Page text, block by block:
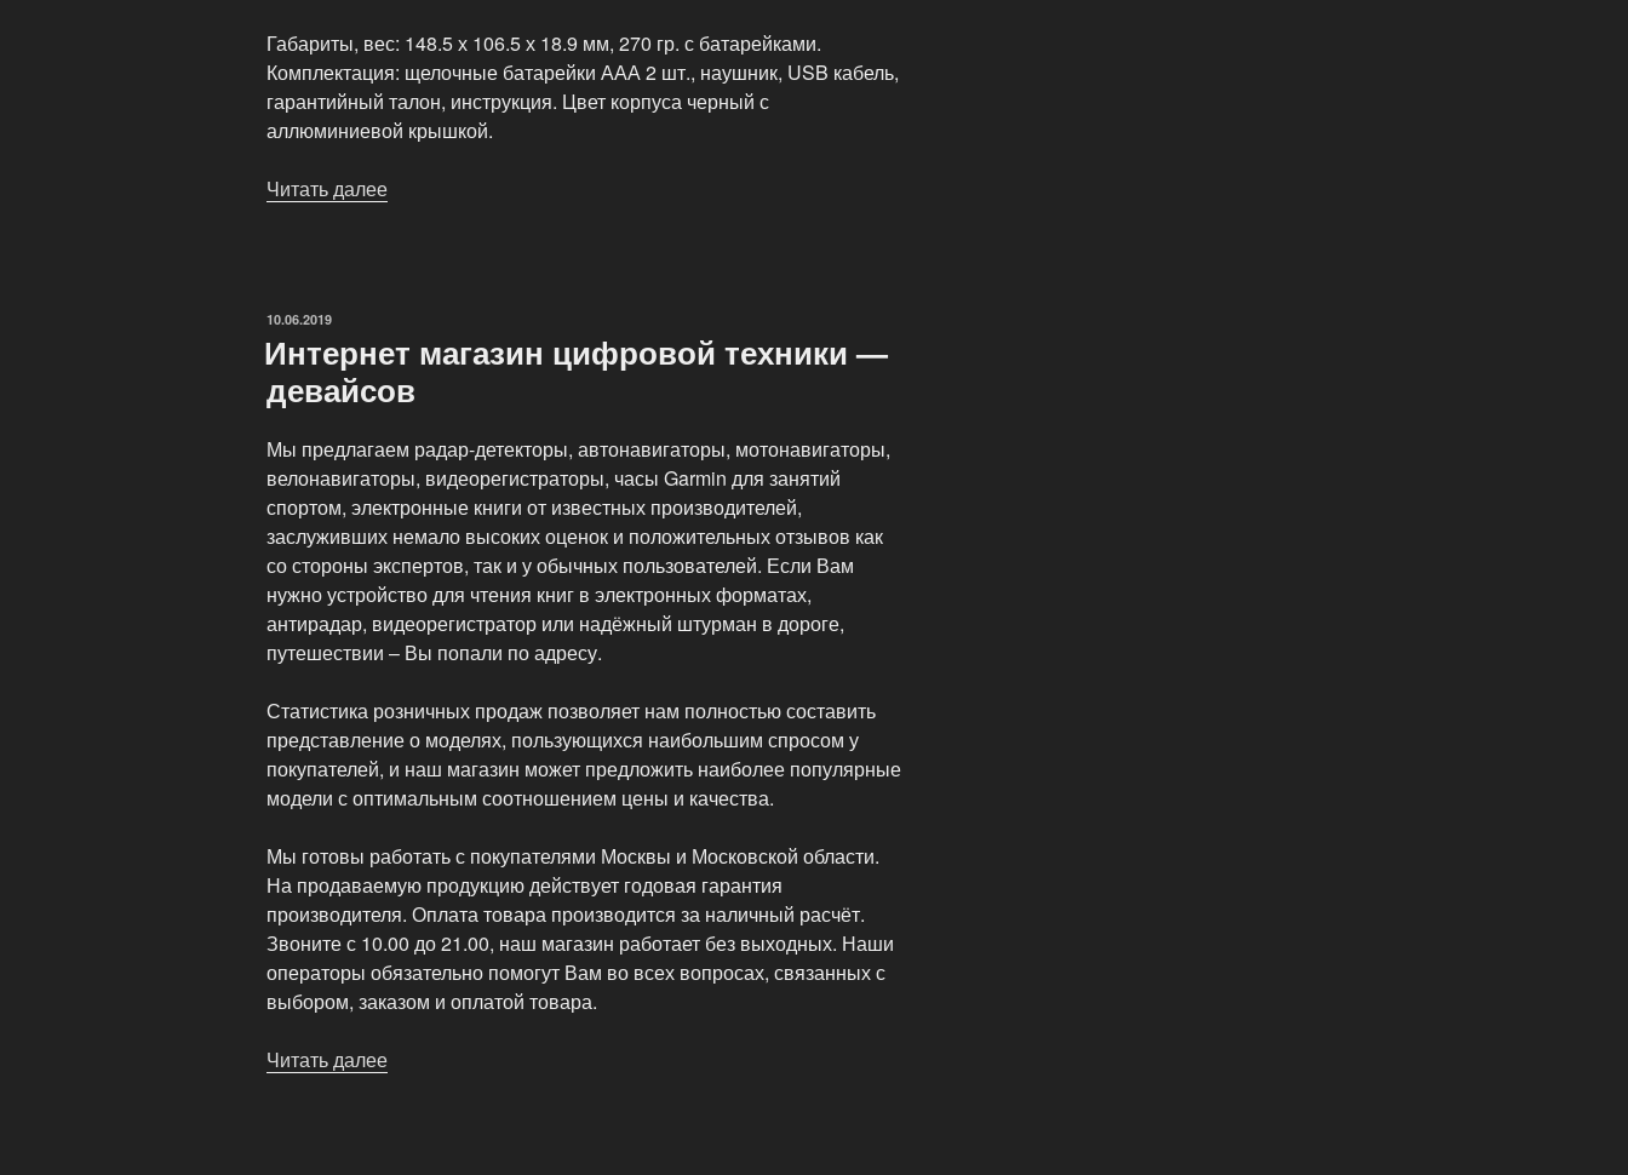
Габариты, вес: 148.5 х 106.5 х 18.9 мм, 270 гр. с батарейками.
Комплектация: щелочные батарейки ААА 2 шт., наушник, USB кабель,
гарантийный талон, инструкция. Цвет корпуса черный с
аллюминиевой крышкой.
Читать далее
ОПУБЛИКОВАНО
10.06.2019
Интернет магазин цифровой техники —
девайсов
Мы предлагаем радар-детекторы, автонавигаторы, мотонавигаторы,
велонавигаторы, видеорегистраторы, часы Garmin для занятий
спортом, электронные книги от известных производителей,
заслуживших немало высоких оценок и положительных отзывов как
со стороны экспертов, так и у обычных пользователей. Если Вам
нужно устройство для чтения книг в электронных форматах,
антирадар, видеорегистратор или надёжный штурман в дороге,
путешествии – Вы попали по адресу.
Статистика розничных продаж позволяет нам полностью составить
представление о моделях, пользующихся наибольшим спросом у
покупателей, и наш магазин может предложить наиболее популярные
модели с оптимальным соотношением цены и качества.
Мы готовы работать с покупателями Москвы и Московской области.
На продаваемую продукцию действует годовая гарантия
производителя. Оплата товара производится за наличный расчёт.
Звоните с 10.00 до 21.00, наш магазин работает без выходных. Наши
операторы обязательно помогут Вам во всех вопросах, связанных с
выбором, заказом и оплатой товара.
Читать далее